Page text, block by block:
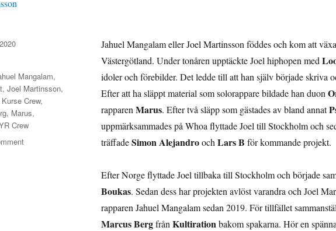
Jahuel Mangalam eller Joel Martinsson föddes och kom att
Västergötland. Under tonåren upptäckte Joel hiphopen med
idoler och förebilder. Det ledde till att han själv började skriva
Efter att ha släppt material som solorappare bildade han duon
rapparenMarus. Efter två släpp som gästades av bland annat
uppmärksammades på Whoa flyttade Joel till Stockholm och
träffadeSimon AlejandroochLars B för kommande projekt.
Efter Norge flyttade Joel tillbaka till Stockholm och började
Boukas. Sedan dess har projekten avlöst varandra och Joel
rapparen Jahuel Mangalam sedan 2019. För tillfället
Marcus BergfrånKultirationbakom spakarna. Hör en
Mangalam,
, Joel Martinsson,
Kurse Crew,
, Marus,
Crew
on